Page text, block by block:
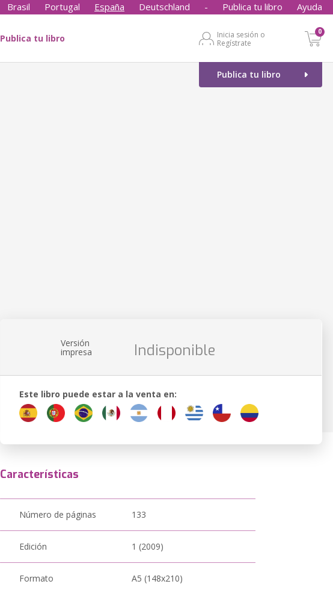
Brasil Portugal España Deutschland - Publica tu libro Ayuda
Publica tu libro
Inicia sesión o
Regístrate
0
Publica tu libro
Versión
impresa Indisponible
Este libro puede estar a la venta en:
Características
Número de páginas 133
Edición 1 (2009)
Formato A5 (148x210)